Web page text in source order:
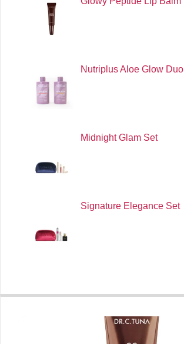
Nutriplus Aloe Glow Duo
Midnight Glam Set
Signature Elegance Set